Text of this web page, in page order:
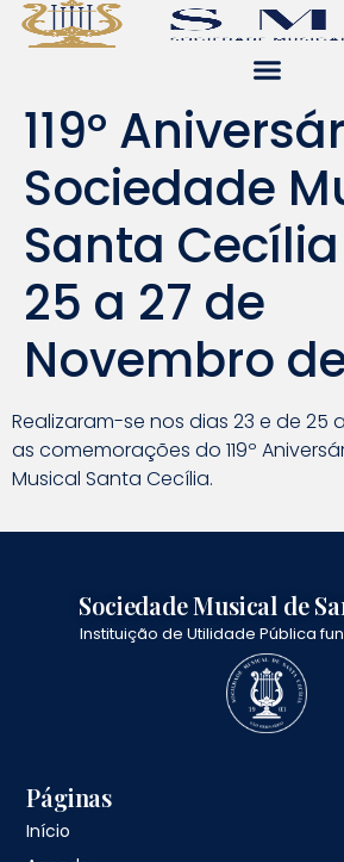
119º
Sociedade
Santa
25 a 27 de
Novembro
Realizaram-se nos dias 23 e de 25
as comemorações do 119º
Musical Santa Cecília.
Sociedade Musical de
Instituição de Utilidade Pública
Páginas
Início